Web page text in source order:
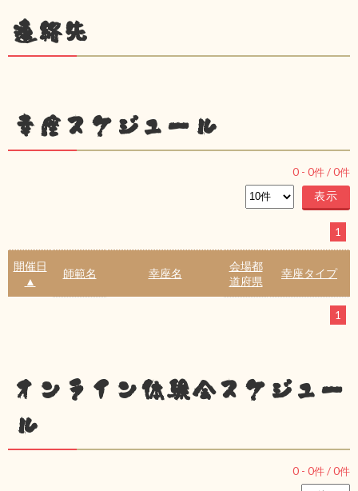
連絡先
幸座スケジュール
0 - 0件 /0件
1
開催日
▲
師範名 幸座名
会場都
道府県
幸座タイプ
1
オンライン体験会スケジュー
ル
0 - 0件 /0件